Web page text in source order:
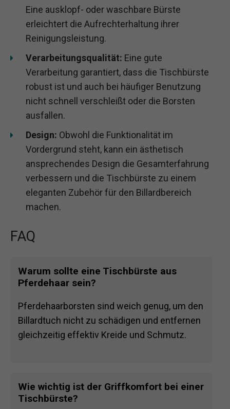
Eine ausklopf- oder waschbare Bürste
erleichtert die Aufrechterhaltung ihrer
Reinigungsleistung.
Verarbeitungsqualität: Eine gute
Verarbeitung garantiert, dass die Tischbürste
robust ist und auch bei häufiger Benutzung
nicht schnell verschleißt oder die Borsten
ausfallen.
Design: Obwohl die Funktionalität im
Vordergrund steht, kann ein ästhetisch
ansprechendes Design die Gesamterfahrung
verbessern und die Tischbürste zu einem
eleganten Zubehör für den Billardbereich
machen.
FAQ
Warum sollte eine Tischbürste aus
Pferdehaar sein?
Pferdehaarborsten sind weich genug, um den
Billardtuch nicht zu schädigen und entfernen
gleichzeitig effektiv Kreide und Schmutz.
Wie wichtig ist der Griffkomfort bei einer
Tischbürste?